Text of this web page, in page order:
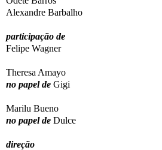
Alexandre Barbalho
participação de
Felipe Wagner
Theresa Amayo
no papel de Gigi
Marilu Bueno
no papel de Dulce
direção